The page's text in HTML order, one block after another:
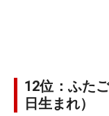
12位：ふた
日生まれ）